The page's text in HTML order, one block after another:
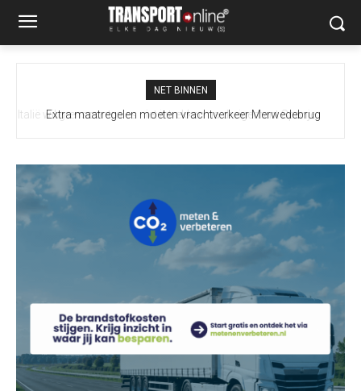
NET BINNEN
Extra maatregelen moeten vrachtverkeer Merwedebrug